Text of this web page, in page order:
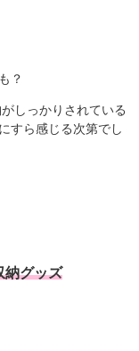
？
しっかりされている
すら感じる次第でし
納グッズ